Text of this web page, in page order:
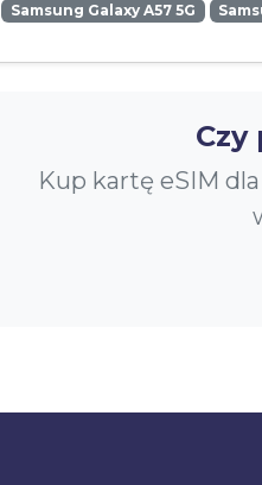
Samsung Galaxy A57 5G
Czy
Kup kartę eSIM